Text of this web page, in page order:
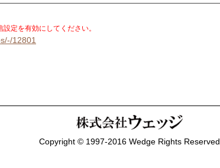
定を有効にしてください。
12801
Copyright © 1997-2016 Wedge Rights Reserved